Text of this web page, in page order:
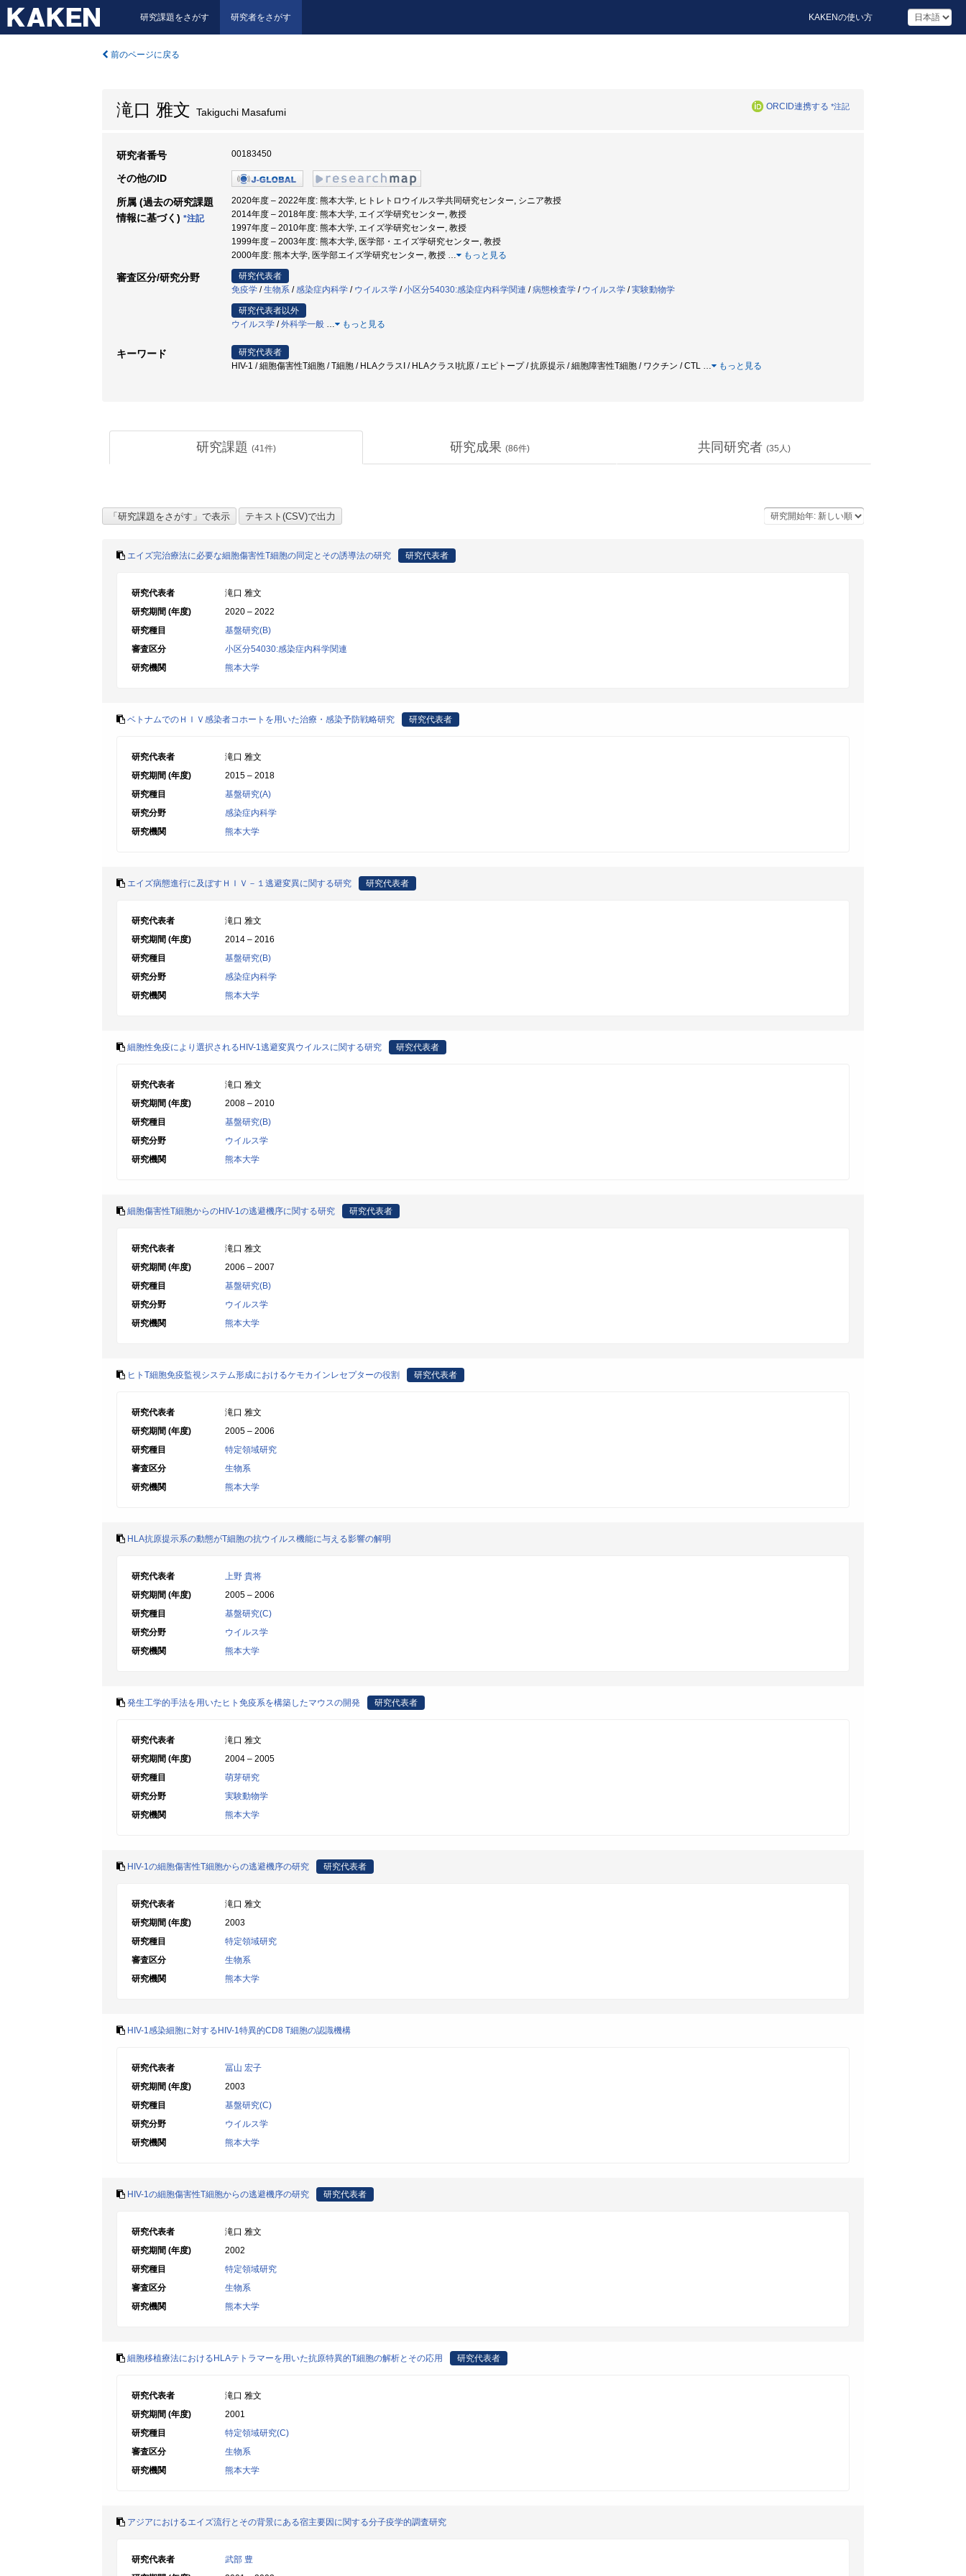
研究課題をさがす 研究者をさがす KAKENの使い方
前のページに戻る
滝口 雅文 Takiguchi Masafumi ORCID連携する *注記
研究者番号 00183450
その他のID
所属 (過去の研究課題
情報に基づく) *注記
2020年度 – 2022年度: 熊本大学, ヒトレトロウイルス学共同研究センター, シニア教授
2014年度 – 2018年度: 熊本大学, エイズ学研究センター, 教授
1997年度 – 2010年度: 熊本大学, エイズ学研究センター, 教授
1999年度 – 2003年度: 熊本大学, 医学部・エイズ学研究センター, 教授
2000年度: 熊本大学, 医学部エイズ学研究センター, 教授 … もっと見る
審査区分/研究分野
研究代表者
免疫学 /生物系 /感染症内科学 / ウイルス学 /小区分54030:感染症内科学関連 /病態検査学 / ウイルス学 /実験動物学
研究代表者以外
ウイルス学 /外科学一般 … もっと見る
キーワード
研究代表者
HIV-1 / 細胞傷害性T細胞 / T細胞 / HLAクラスI / HLAクラスI抗原 / エピトープ / 抗原提示 / 細胞障害性T細胞 / ワクチン / CTL … もっと見る
研究課題 (41件) 研究成果 (86件) 共同研究者 (35 人)
エイズ完治療法に必要な細胞傷害性T細胞の同定とその誘導法の研究 研究代表者
研究代表者
滝口 雅文
研究期間 (年度)
2020 – 2022
研究種目
基盤研究(B)
審査区分
小区分54030:感染症内科学関連
研究機関
熊本大学
ベトナムでのＨＩＶ感染者コホートを用いた治療・感染予防戦略研究 研究代表者
研究代表者
滝口 雅文
研究期間 (年度)
2015 – 2018
研究種目
基盤研究(A)
研究分野
感染症内科学
研究機関
熊本大学
エイズ病態進行に及ぼすＨＩＶ－１逃避変異に関する研究 研究代表者
研究代表者
滝口 雅文
研究期間 (年度)
2014 – 2016
研究種目
基盤研究(B)
研究分野
感染症内科学
研究機関
熊本大学
細胞性免疫により選択されるHIV-1逃避変異ウイルスに関する研究 研究代表者
研究代表者
滝口 雅文
研究期間 (年度)
2008 – 2010
研究種目
基盤研究(B)
研究分野
ウイルス学
研究機関
熊本大学
細胞傷害性T細胞からのHIV-1の逃避機序に関する研究 研究代表者
研究代表者
滝口 雅文
研究期間 (年度)
2006 – 2007
研究種目
基盤研究(B)
研究分野
ウイルス学
研究機関
熊本大学
ヒトT細胞免疫監視システム形成におけるケモカインレセプターの役割 研究代表者
研究代表者
滝口 雅文
研究期間 (年度)
2005 – 2006
研究種目
特定領域研究
審査区分
生物系
研究機関
熊本大学
HLA抗原提示系の動態がT細胞の抗ウイルス機能に与える影響の解明
研究代表者
上野 貴将
研究期間 (年度)
2005 – 2006
研究種目
基盤研究(C)
研究分野
ウイルス学
研究機関
熊本大学
発生工学的手法を用いたヒト免疫系を構築したマウスの開発 研究代表者
研究代表者
滝口 雅文
研究期間 (年度)
2004 – 2005
研究種目
萌芽研究
研究分野
実験動物学
研究機関
熊本大学
HIV-1の細胞傷害性T細胞からの逃避機序の研究 研究代表者
研究代表者
滝口 雅文
研究期間 (年度)
2003
研究種目
特定領域研究
審査区分
生物系
研究機関
熊本大学
HIV-1感染細胞に対するHIV-1特異的CD8 T細胞の認識機構
研究代表者
冨山 宏子
研究期間 (年度)
2003
研究種目
基盤研究(C)
研究分野
ウイルス学
研究機関
熊本大学
HIV-1の細胞傷害性T細胞からの逃避機序の研究 研究代表者
研究代表者
滝口 雅文
研究期間 (年度)
2002
研究種目
特定領域研究
審査区分
生物系
研究機関
熊本大学
細胞移植療法におけるHLAテトラマーを用いた抗原特異的T細胞の解析とその応用 研究代表者
研究代表者
滝口 雅文
研究期間 (年度)
2001
研究種目
特定領域研究(C)
審査区分
生物系
研究機関
熊本大学
アジアにおけるエイズ流行とその背景にある宿主要因に関する分子疫学的調査研究
研究代表者
武部 豊